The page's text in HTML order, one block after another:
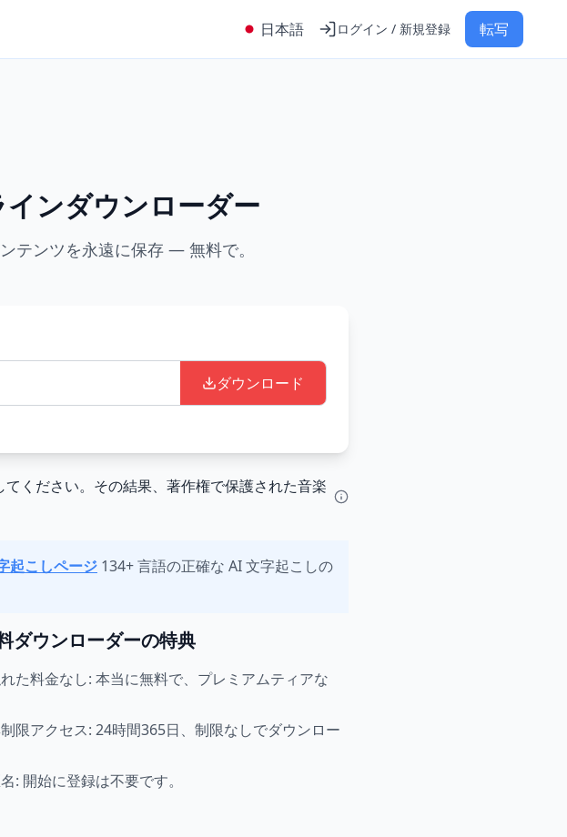
日本語 ログイン / 新規登録 転写
ンダウンローダー
テンツを永遠に保存 — 無料で。
ダウンロード
ください。その結果、著作権で保護された音楽
起こしページ 134+ 言語の正確な AI 文字起こしの
ダウンローダーの特典
た料金なし: 本当に無料で、プレミアムティアな
限アクセス: 24時間365日、制限なしでダウンロー
: 開始に登録は不要です。